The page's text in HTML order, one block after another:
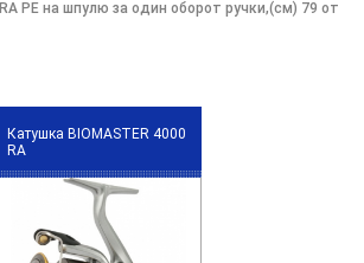
PE на шпулю за один оборот ручки,(см) 79 от
Катушка BIOMASTER 4000
RA